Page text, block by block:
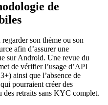
de
son thème ou son
afin d’assurer une
sur Android. Une revue du
de vérifier l’usage d’API
ainsi que l’absence de
pourraient créer des
des retraits sans KYC complet.